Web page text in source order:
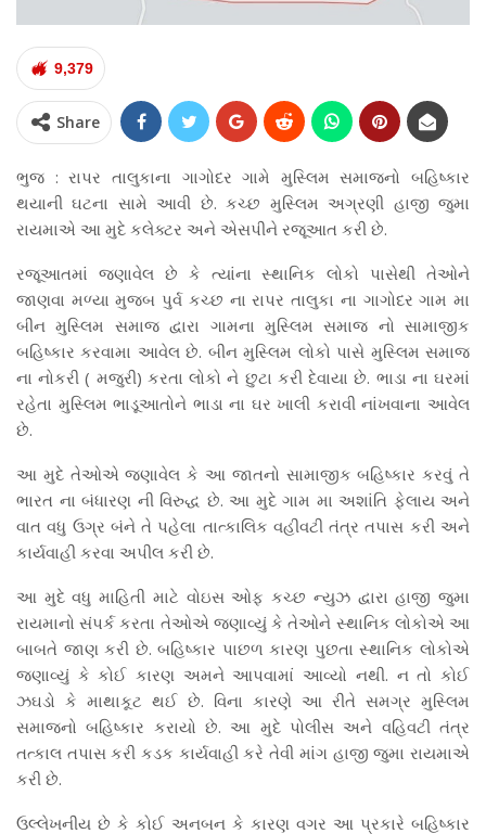
9,379
Share
ભુજ : રાપર તાલુકાના ગાગોદર ગામે મુસ્લિમ સમાજનો બહિષ્કાર
થયાની ઘટના સામે આવી છે. કચ્છ મુસ્લિમ અગ્રણી હાજી જુમા
રાયમાએ આ મુદે કલેક્ટર અને એસપીને રજૂઆત કરી છે.
રજૂઆતમાં જણાવેલ છે કે ત્યાંના સ્થાનિક લોકો પાસેથી તેઓને
જાણવા મળ્યા મુજબ પુર્વ કચ્છ ના રાપર તાલુકા ના ગાગોદર ગામ મા
બીન મુસ્લિમ સમાજ દ્વારા ગામના મુસ્લિમ સમાજ નો સામાજીક
બહિષ્કાર કરવામા આવેલ છે. બીન મુસ્લિમ લોકો પાસે મુસ્લિમ સમાજ
ના નોકરી ( મજુરી) કરતા લોકો ને છુટા કરી દેવાયા છે. ભાડા ના ઘરમાં
રહેતા મુસ્લિમ ભાડૂઆતોને ભાડા ના ઘર ખાલી કરાવી નાંખવાના આવેલ
છે.
આ મુદે તેઓએ જણાવેલ કે આ જાતનો સામાજીક બહિષ્કાર કરવું તે
ભારત ના બંધારણ ની વિરુદ્ધ છે. આ મુદે ગામ મા અશાંતિ ફેલાય અને
વાત વધુ ઉગ્ર બંને તે પહેલા તાત્કાલિક વહીવટી તંત્ર તપાસ કરી અને
કાર્યવાહી કરવા અપીલ કરી છે.
આ મુદે વધુ માહિતી માટે વોઇસ ઓફ કચ્છ ન્યુઝ દ્વારા હાજી જુમા
રાયમાનો સંપર્ક કરતા તેઓએ જણાવ્યું કે તેઓને સ્થાનિક લોકોએ આ
બાબતે જાણ કરી છે. બહિષ્કાર પાછળ કારણ પુછતા સ્થાનિક લોકોએ
જણાવ્યું કે કોઈ કારણ અમને આપવામાં આવ્યો નથી. ન તો કોઈ
ઝઘડો કે માથાકૂટ થઈ છે. વિના કારણે આ રીતે સમગ્ર મુસ્લિમ
સમાજનો બહિષ્કાર કરાયો છે. આ મુદે પોલીસ અને વહિવટી તંત્ર
તત્કાલ તપાસ કરી કડક કાર્યવાહી કરે તેવી માંગ હાજી જુમા રાયમાએ
કરી છે.
ઉલ્લેખનીય છે કે કોઈ અનબન કે કારણ વગર આ પ્રકારે બહિષ્કાર